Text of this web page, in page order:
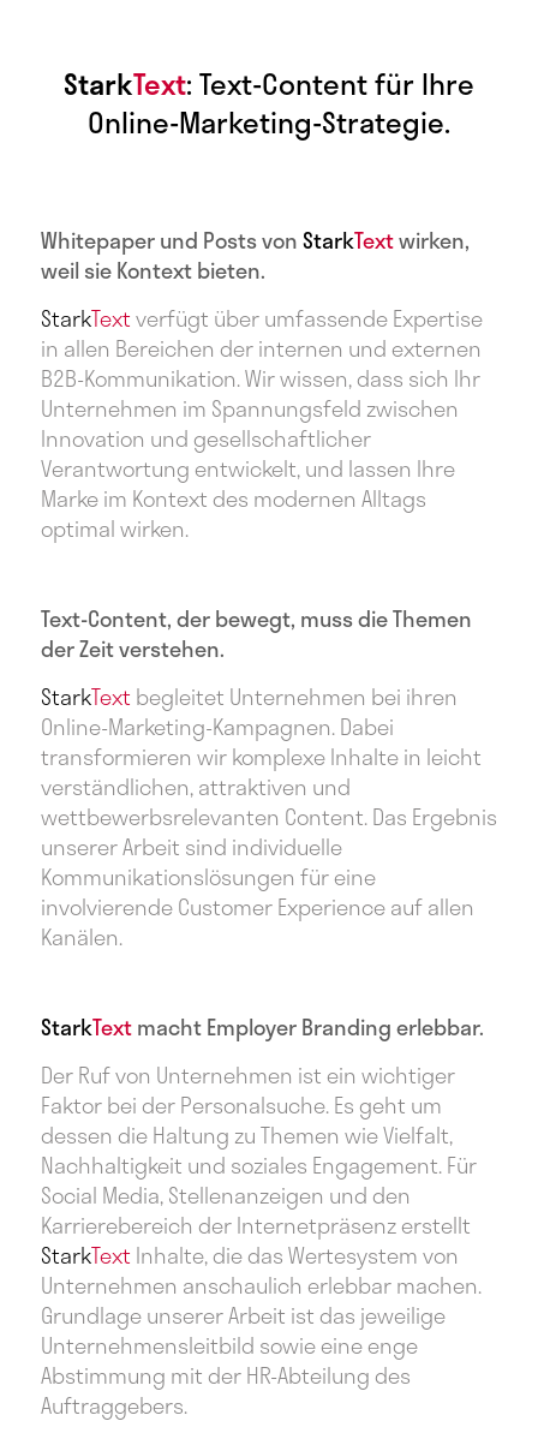
StarkText:Text-Content für Ihre
Online-Marketing-Strategie.
Whitepaper und Posts vonStarkTextwirken,
weil sie Kontext bieten.
StarkTextverfügt über umfassende Expertise
in allen Bereichen der internen und externen
B2B-Kommunikation. Wir wissen, dass sich Ihr
Unternehmen im Spannungsfeld zwischen
Innovation und gesellschaftlicher
Verantwortung entwickelt, und lassen Ihre
Marke im Kontext des modernen Alltags
optimal wirken.
Text-Content, der bewegt, muss die Themen
der Zeit verstehen.
StarkText begleitet Unternehmen bei ihren
Online-Marketing-Kampagnen. Dabei
transformieren wir komplexe Inhalte in leicht
verständlichen, attraktiven und
wettbewerbsrelevanten Content. Das Ergebnis
unserer Arbeit sind individuelle
Kommunikationslösungen für eine
involvierende Customer Experience auf allen
Kanälen.
StarkTextmacht Employer Branding erlebbar.
Der Ruf von Unternehmen ist ein wichtiger
Faktor bei der Personalsuche. Es geht um
dessen die Haltung zu Themen wie Vielfalt,
Nachhaltigkeit und soziales Engagement. Für
Social Media, Stellenanzeigen und den
Karrierebereich der Internetpräsenz erstellt
StarkText Inhalte, die das Wertesystem von
Unternehmen anschaulich erlebbar machen.
Grundlage unserer Arbeit ist das jeweilige
Unternehmensleitbild sowie eine enge
Abstimmung mit der HR-Abteilung des
Auftraggebers.